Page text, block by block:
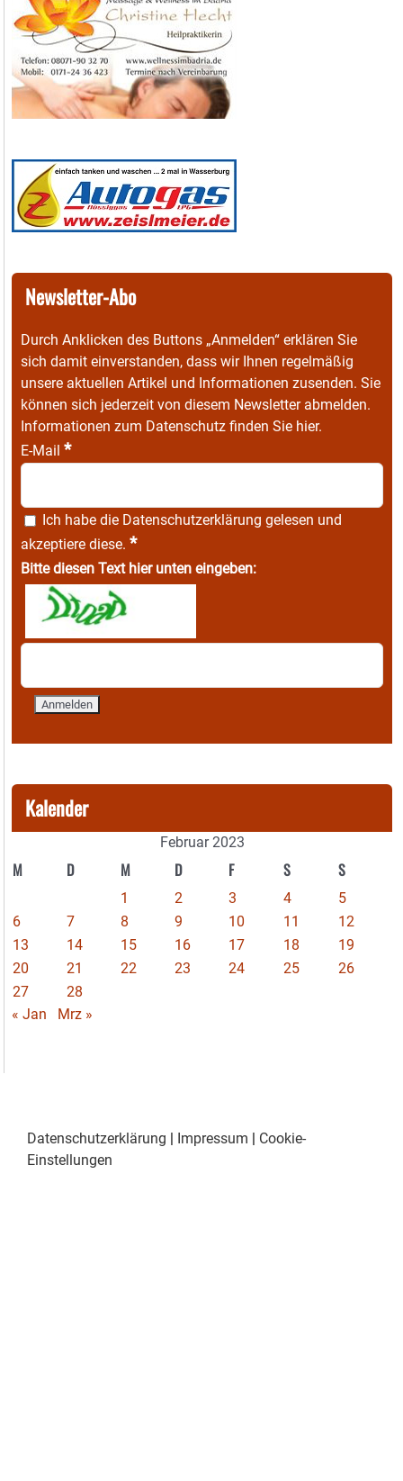
Newsletter-Abo
Durch Anklicken des Buttons „Anmelden“ erklären Sie
sich damit einverstanden, dass wir Ihnen regelmäßig
unsere aktuellen Artikel und Informationen zusenden. Sie
können sich jederzeit von diesem Newsletter abmelden.
Informationen zum Datenschutz finden Sie hier.
E-Mail *
Ich habe die Datenschutzerklärung gelesen und
akzeptiere diese. *
Bitte diesen Text hier unten eingeben:
Kalender
Februar 2023
M D M D F S S
1 2 3 4
5
6
7 8 9 10 11
12
13
14 15 16 17 18
19
20
21 22 23 24 25
26
27
28
« Jan
Mrz »
Datenschutzerklärung | Impressum | Cookie-
Einstellungen